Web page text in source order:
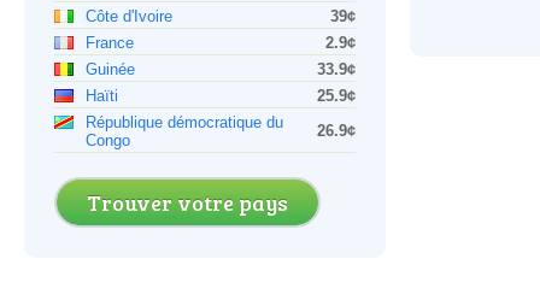
Côte d'Ivoire
39¢
France
2.9¢
Guinée
33.9¢
Haïti
25.9¢
République démocratique du
Congo
26.9¢
Trouver votre pays